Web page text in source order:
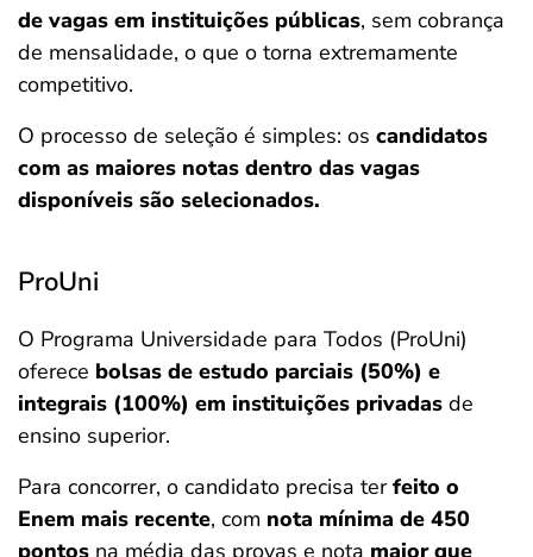
de vagas em instituições públicas, sem cobrança
de mensalidade, o que o torna extremamente
competitivo.
O processo de seleção é simples: os candidatos
com as maiores notas dentro das vagas
disponíveis são selecionados.
ProUni
O Programa Universidade para Todos (ProUni)
oferece bolsas de estudo parciais (50%) e
integrais (100%) em instituições privadas de
ensino superior.
Para concorrer, o candidato precisa terfeito o
Enem mais recente, com nota mínima de 450
pontos na média das provas e nota maior que